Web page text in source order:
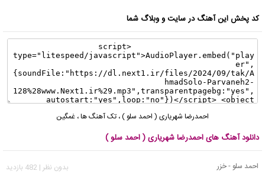
کد پخش این آهنگ در سایت و وبلاگ شما
احمدرضا شهریاری ( احمد سلو ) ، تک آهنگ ها، غمگین
دانلود آهنگ های احمدرضا شهریاری ( احمد سلو )
احمد سلو - خزر
بدون نظر | 482 بازدید